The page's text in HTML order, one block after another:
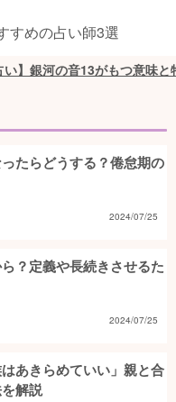
すめの占い師3選
い】銀河の音13がもつ意味
たらどうする？倦怠期の
2024/07/25
？定義や長続きさせるた
2024/07/25
はあきらめていい」親と合
解説